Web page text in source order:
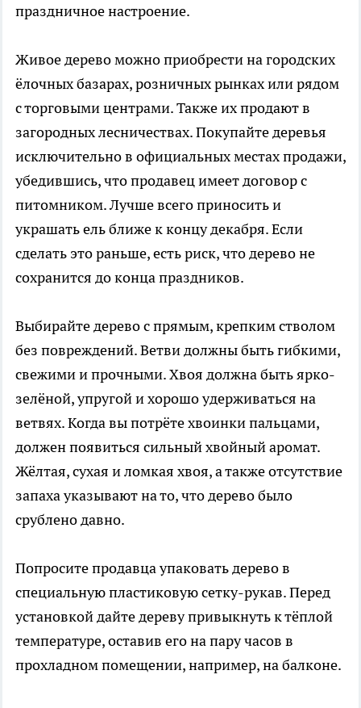
праздничное настроение.
Живое дерево можно приобрести на городских
ёлочных базарах, розничных рынках или рядом
с торговыми центрами. Также их продают в
загородных лесничествах. Покупайте деревья
исключительно в официальных местах продажи,
убедившись, что продавец имеет договор с
питомником. Лучше всего приносить и
украшать ель ближе к концу декабря. Если
сделать это раньше, есть риск, что дерево не
сохранится до конца праздников.
Выбирайте дерево с прямым, крепким стволом
без повреждений. Ветви должны быть гибкими,
свежими и прочными. Хвоя должна быть ярко-
зелёной, упругой и хорошо удерживаться на
ветвях. Когда вы потрёте хвоинки пальцами,
должен появиться сильный хвойный аромат.
Жёлтая, сухая и ломкая хвоя, а также отсутствие
запаха указывают на то, что дерево было
срублено давно.
Попросите продавца упаковать дерево в
специальную пластиковую сетку-рукав. Перед
установкой дайте дереву привыкнуть к тёплой
температуре, оставив его на пару часов в
прохладном помещении, например, на балконе.